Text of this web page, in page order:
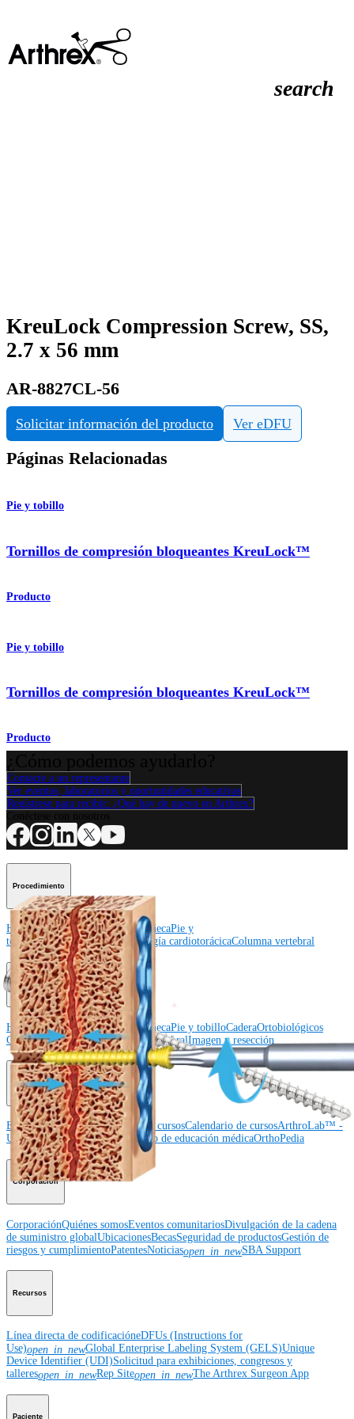
search
KreuLock Compression Screw, SS,
2.7 x 56 mm
AR-8827CL-56
Solicitar información del producto Ver eDFU
Páginas Relacionadas
Pie y tobillo
Tornillos de compresión bloqueantes KreuLock™
Producto
Pie y tobillo
Tornillos de compresión bloqueantes KreuLock™
Producto
Contacte a un representante
Ver eventos, laboratorios y oportunidades educativas
Regístrese para recibir: ¿Qué hay de nuevo en Arthrex?
Procedimiento
HombroRodillaCodoMano y muñecaPie y
tobilloCaderaOrtobiológicos Cirugía cardiotorácicaColumna vertebral
Producto
HombroRodillaCodoMano y muñecaPie y tobilloCaderaOrtobiológicos
Cirugía cardiotorácicaColumna vertebralImagen y resección
Educación médica
Educación médicaDescripción de cursosCalendario de cursosArthroLab™ -
UbicacionesNuestro departamento de educación médicaOrthoPedia
Corporación
CorporaciónQuiénes somosEventos comunitariosDivulgación de la cadena
de suministro globalUbicacionesBecasSeguridad de productosGestión de
riesgos y cumplimientoPatentesNoticiasopen_in_newSBA Support
Recursos
Línea directa de codificacióneDFUs (Instructions for
Use)open_in_newGlobal Enterprise Labeling System (GELS)Unique
Device Identifier (UDI)Solicitud para exhibiciones, congresos y
talleresopen_in_newRep Siteopen_in_newThe Arthrex Surgeon App
Paciente